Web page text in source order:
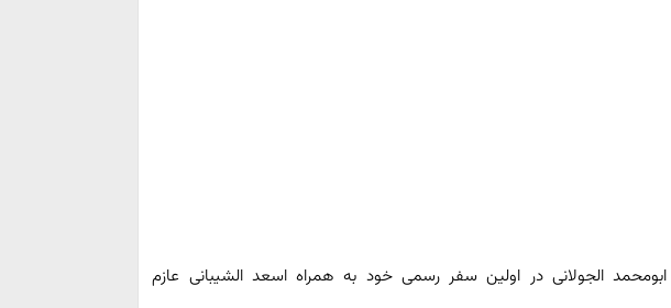
ابومحمد الجولانی در اولین سفر رسمی خود به همراه اسعد الشیبانی عازم